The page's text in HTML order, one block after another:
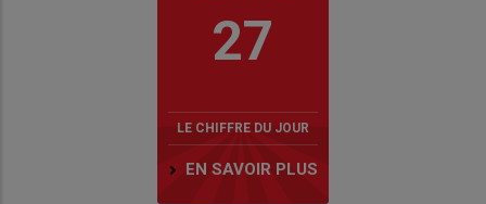
27
LE CHIFFRE DU JOUR
EN SAVOIR PLUS